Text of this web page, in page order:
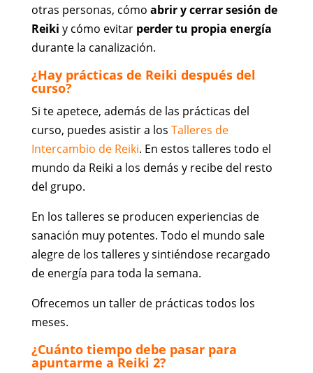
otras personas, cómo abrir y cerrar sesión de
Reiki y cómo evitar perder tu propia energía
durante la canalización.
¿Hay prácticas de Reiki después del
curso?
Si te apetece, además de las prácticas del
curso, puedes asistir a los Talleres de
Intercambio de Reiki. En estos talleres todo el
mundo da Reiki a los demás y recibe del resto
del grupo.
En los talleres se producen experiencias de
sanación muy potentes. Todo el mundo sale
alegre de los talleres y sintiéndose recargado
de energía para toda la semana.
Ofrecemos un taller de prácticas todos los
meses.
¿Cuánto tiempo debe pasar para
apuntarme a Reiki 2?